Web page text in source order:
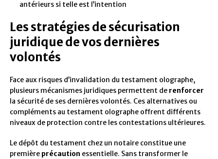
antérieurs si telle est l’intention
Les stratégies de sécurisation
juridique de vos dernières
volontés
Face aux risques d’invalidation du testament olographe,
plusieurs mécanismes juridiques permettent de renforcer
la sécurité de ses dernières volontés. Ces alternatives ou
compléments au testament olographe offrent différents
niveaux de protection contre les contestations ultérieures.
Le dépôt du testament chez un notaire constitue une
première précaution essentielle. Sans transformer le